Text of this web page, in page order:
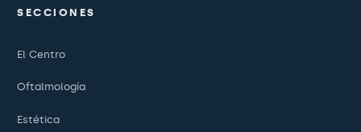
SECCIONES
El Centro
Oftalmología
Estética